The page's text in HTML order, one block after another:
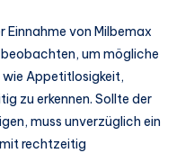
Einnahme von Milbemax
um mögliche
wie Appetitlosigkeit,
zu erkennen. Sollte der
muss unverzüglich ein
rechtzeitig